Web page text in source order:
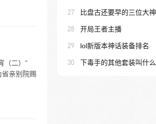
（二）”
省亲别院赐
27 比盘古还要早的三位大神
28 开局王者主播
29 lol新版本神话装备排名
30 下毒手的其他套装叫什么